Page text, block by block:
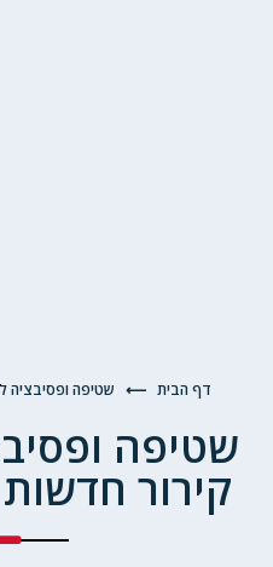
דף הבית ⟵ שטיפה ופסיבציה
שטיפה
קירור